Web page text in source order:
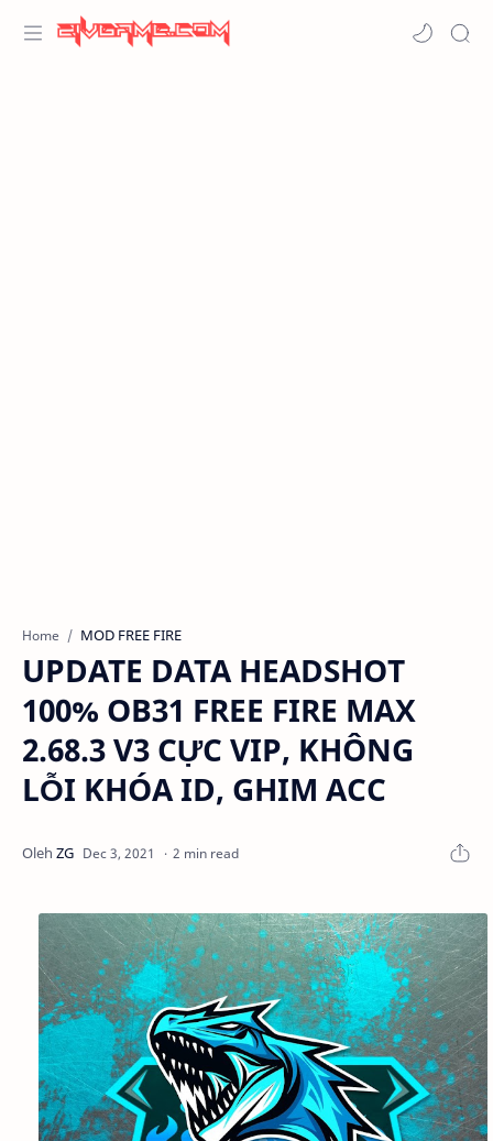
Home MOD FREE FIRE
UPDATE DATA HEADSHOT
100% OB31 FREE FIRE MAX
2.68.3 V3 CỰC VIP, KHÔNG
LỖI KHÓA ID, GHIM ACC
2 min read